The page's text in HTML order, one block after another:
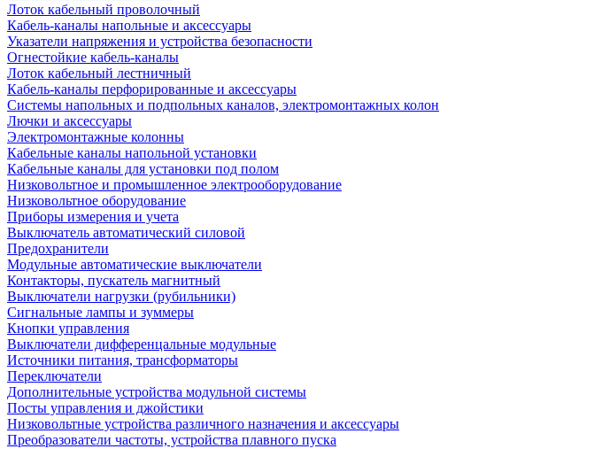
Лоток кабельный проволочный
Кабель-каналы напольные и аксессуары
Указатели напряжения и устройства безопасности
Огнестойкие кабель-каналы
Лоток кабельный лестничный
Кабель-каналы перфорированные и аксессуары
Системы напольных и подпольных каналов, электромонтажных колон
Лючки и аксессуары
Электромонтажные колонны
Кабельные каналы напольной установки
Кабельные каналы для установки под полом
Низковольтное и промышленное электрооборудование
Низковольтное оборудование
Приборы измерения и учета
Выключатель автоматический силовой
Предохранители
Модульные автоматические выключатели
Контакторы, пускатель магнитный
Выключатели нагрузки (рубильники)
Сигнальные лампы и зуммеры
Кнопки управления
Выключатели дифференцальные модульные
Источники питания, трансформаторы
Переключатели
Дополнительные устройства модульной системы
Посты управления и джойстики
Низковольтные устройства различного назначения и аксессуары
Преобразователи частоты, устройства плавного пуска